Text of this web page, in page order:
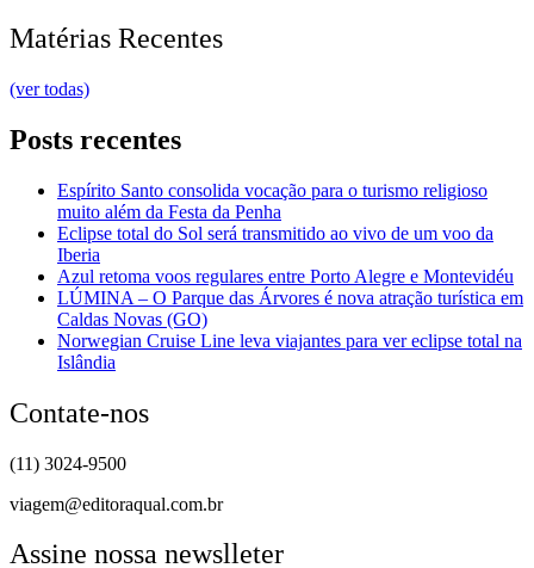
Matérias Recentes
(ver todas)
Posts recentes
Espírito Santo consolida vocação para o turismo religioso
muito além da Festa da Penha
Eclipse total do Sol será transmitido ao vivo de um voo da
Iberia
Azul retoma voos regulares entre Porto Alegre e Montevidéu
LÚMINA – O Parque das Árvores é nova atração turística em
Caldas Novas (GO)
Norwegian Cruise Line leva viajantes para ver eclipse total na
Islândia
Contate-nos
(11) 3024-9500
viagem@editoraqual.com.br
Assine nossa newslleter